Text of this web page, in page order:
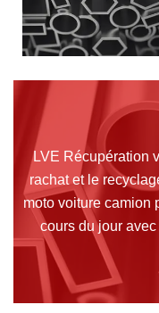
LVE Récupération
rachat et le
moto voiture camion
cours du jour